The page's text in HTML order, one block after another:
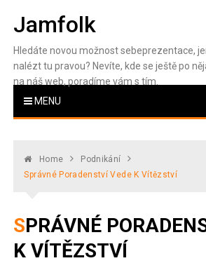
Jamfolk
Hledáte novou možnost sebeprezentace,
nalézt tu pravou? Nevíte, kde se ještě po
na náš web, poradíme vám s tím.
MENU
Home
Podnikání
Správné Poradenství Vede K Vítězství
SPRÁVNÉ PORADENSTVÍ VEDE
K VÍTĚZSTVÍ